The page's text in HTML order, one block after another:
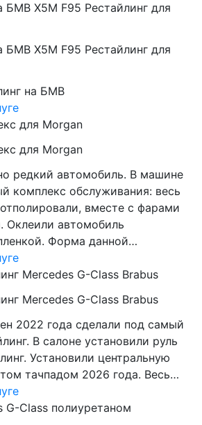
БМВ Х5М F95 Рестайлинг для
БМВ Х5М F95 Рестайлинг для
на БМВ
для Morgan
для Morgan
редкий автомобиль. В машине
комплекс обслуживания: весь
вместе с фарами
Оклеили автомобиль
Форма данной…
Mercedes G-Class Brabus
Mercedes G-Class Brabus
2022 года сделали под самый
В салоне установили руль
Установили центральную
тачпадом 2026 года. Весь…
G-Class полиуретаном